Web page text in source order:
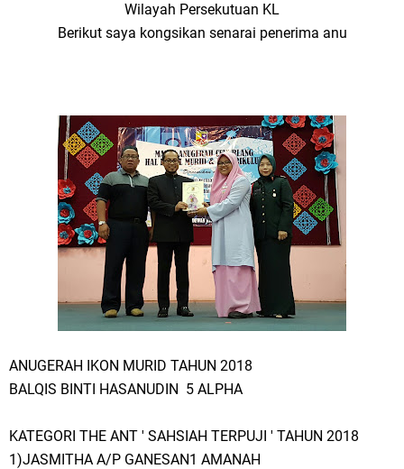
Wilayah Persekutuan KL
Berikut saya kongsikan senarai penerima anu
ANUGERAH IKON MURID TAHUN 2018
BALQIS BINTI HASANUDIN 5 ALPHA
KATEGORI THE ANT ' SAHSIAH TERPUJI ' TAHUN 2018
1)JASMITHA A/P GANESAN1 AMANAH